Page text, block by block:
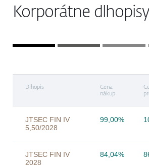
Korporátne dlhopisy
Dlhopis
Cena
nákup
JTSEC FIN IV
5,50/2028
99,00%
JTSEC FIN IV
2028
84,04%